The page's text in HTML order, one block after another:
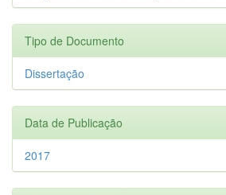
Tipo de Documento
Dissertação
Data de Publicação
2017